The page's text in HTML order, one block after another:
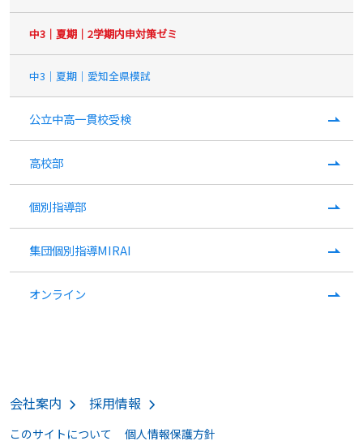
中3｜夏期｜2学期内申対策ゼミ
中3｜夏期｜愛知全県模試
公立中高一貫校受検
高校部
個別指導部
集団個別指導MIRAI
オンライン
会社案内 採用情報
このサイトについて 個人情報保護方針